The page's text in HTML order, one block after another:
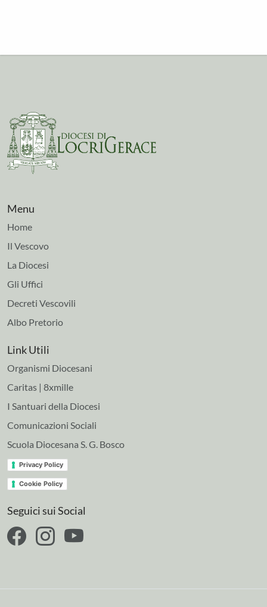
Menu
Home
Il Vescovo
La Diocesi
Gli Uffici
Decreti Vescovili
Albo Pretorio
Link Utili
Organismi Diocesani
Caritas | 8xmille
I Santuari della Diocesi
Comunicazioni Sociali
Scuola Diocesana S. G. Bosco
Privacy Policy
Cookie Policy
Seguici sui Social